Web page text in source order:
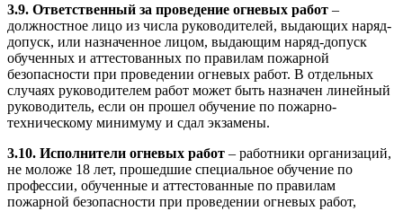
3.9. Ответственный за проведение огневых работ –
должностное лицо из числа руководителей, выдающих наряд-
допуск, или назначенное лицом, выдающим наряд-допуск
обученных и аттестованных по правилам пожарной
безопасности при проведении огневых работ. В отдельных
случаях руководителем работ может быть назначен линейный
руководитель, если он прошел обучение по пожарно-
техническому минимуму и сдал экзамены.
3.10. Исполнители огневых работ – работники организаций,
не моложе 18 лет, прошедшие специальное обучение по
профессии, обученные и аттестованные по правилам
пожарной безопасности при проведении огневых работ,